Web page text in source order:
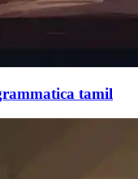
tamil